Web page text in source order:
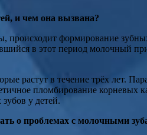
и чем она вызвана?
формирование
в этот период молочный
растут в течение трёх лет.
пломбирование корневых
у детей.
о проблемах с молочными